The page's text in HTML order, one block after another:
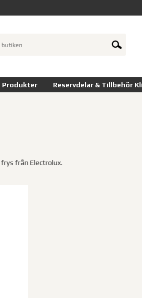
Produkter Reservdelar & Tillbehör
från Electrolux.